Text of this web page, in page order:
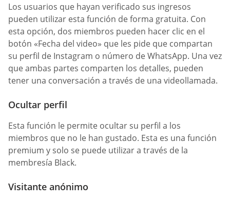
Los usuarios que hayan verificado sus ingresos
pueden utilizar esta función de forma gratuita. Con
esta opción, dos miembros pueden hacer clic en el
botón «Fecha del video» que les pide que compartan
su perfil de Instagram o número de WhatsApp. Una vez
que ambas partes comparten los detalles, pueden
tener una conversación a través de una videollamada.
Ocultar perfil
Esta función le permite ocultar su perfil a los
miembros que no le han gustado. Esta es una función
premium y solo se puede utilizar a través de la
membresía Black.
Visitante anónimo